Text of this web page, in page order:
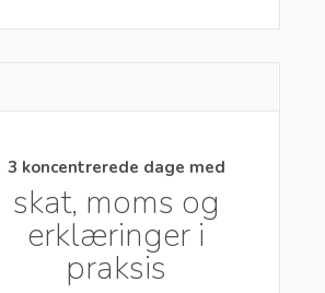
3 koncentrerede dage med
skat, moms og
erklæringer i
praksis